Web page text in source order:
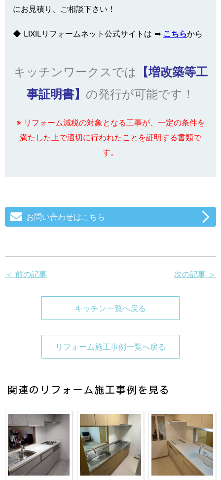
にお見積り、ご相談下さい！
◆ LIXILリフォームネット公式サイトは ➡ こちらから
キッチンワークスでは 【増改築等工
事証明書】 の発行が可能です！
※ リフォーム減税の対象となる工事が、一定の条件を
満たした上で適切に行われたことを証明する書類で
す。
お問い合わせはこちら
＜ 前の記事 次の記事 ＞
キッチン一覧へ戻る
リフォーム施工事例一覧へ戻る
関連のリフォーム施工事例を見る